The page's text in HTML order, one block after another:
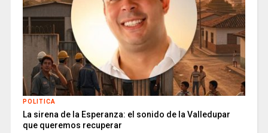
POLITICA
La sirena de la Esperanza: el sonido de la Valledupar
que queremos recuperar